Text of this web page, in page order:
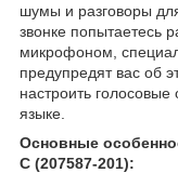
шумы и разговоры
звонке попытаетесь
микрофоном,
предупредят вас об
настроить
языке.
Основные
C (207587-201):